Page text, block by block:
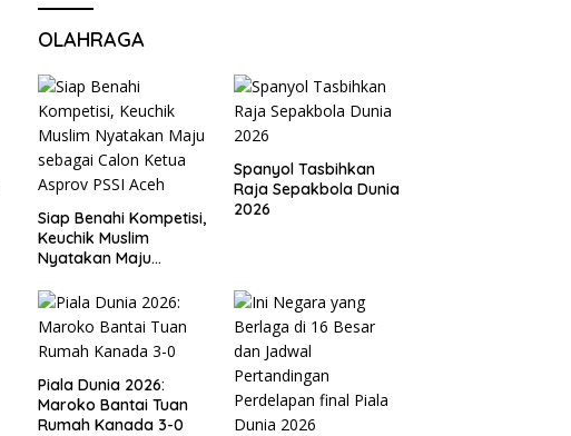
OLAHRAGA
Siap Benahi Kompetisi,
Keuchik Muslim
Nyatakan Maju
Asprov PSSI Aceh
Spanyol Tasbihkan
Raja Sepakbola Dunia
2026
Piala Dunia 2026:
Maroko Bantai Tuan
Rumah Kanada 3-0